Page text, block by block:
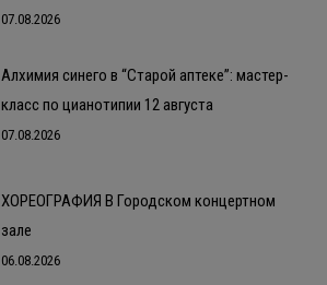
07.08.2026
Алхимия синего в “Старой аптеке”: мастер-
класс по цианотипии 12 августа
07.08.2026
ХОРЕОГРАФИЯ В Городском концертном
зале
06.08.2026